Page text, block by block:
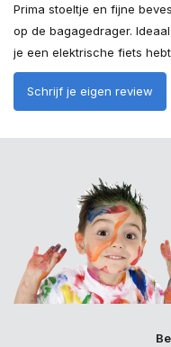
Prima stoeltje en fijne
op de bagagedrager.
je een elektrische fiets hebt
Schrijf je eigen review